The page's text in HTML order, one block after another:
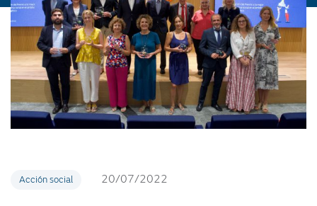
Acción social 20/07/2022